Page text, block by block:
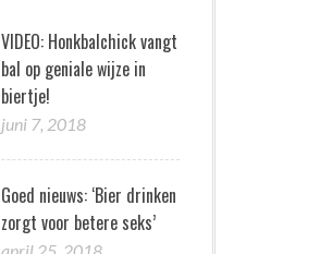
VIDEO: Honkbalchick vangt
bal op geniale wijze in
biertje!
juni 7, 2018
Goed nieuws: ‘Bier drinken
zorgt voor betere seks’